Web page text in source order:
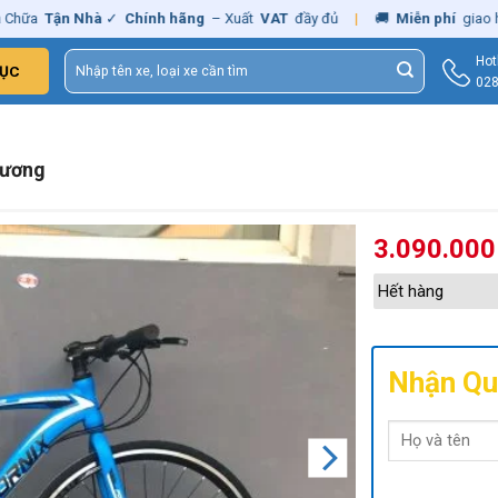
Tận Nhà ✓ Chính hãng – Xuất VAT đầy đủ | 🚚 Miễn phí giao hàng -
Tìm
kiếm:
Hết hàng
Nhận